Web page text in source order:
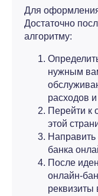
Для
Достаточно
алгоритму:
нужным
расходов
Перейти к
этой
банка
После
онлайн-
реквизиты